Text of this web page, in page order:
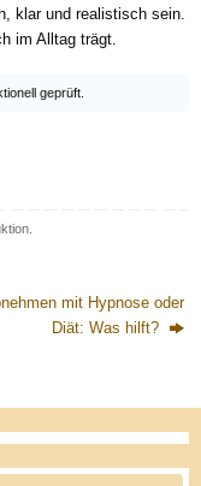
klar und realistisch sein.
im Alltag trägt.
geprüft.
.
mit Hypnose oder
Diät: Was hilft?